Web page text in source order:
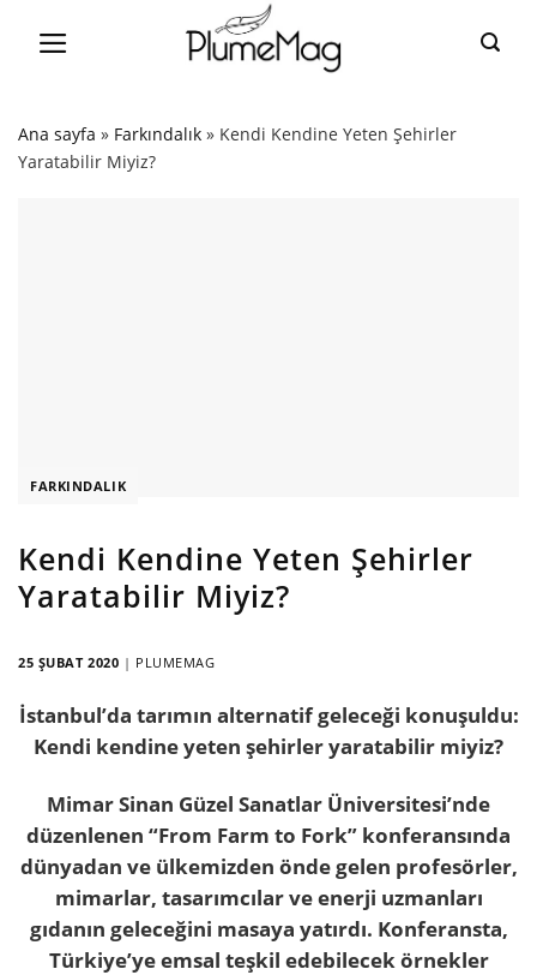
Ana sayfa » Farkındalık » Kendi Kendine Yeten Şehirler
Yaratabilir Miyiz?
FARKINDALIK
Kendi Kendine Yeten Şehirler
Yaratabilir Miyiz?
25 ŞUBAT 2020 | PLUMEMAG
İstanbul’da tarımın alternatif geleceği konuşuldu:
Kendi kendine yeten şehirler yaratabilir miyiz?
Mimar Sinan Güzel Sanatlar Üniversitesi’nde
düzenlenen “From Farm to Fork” konferansında
dünyadan ve ülkemizden önde gelen profesörler,
mimarlar, tasarımcılar ve enerji uzmanları
gıdanın geleceğini masaya yatırdı. Konferansta,
Türkiye’ye emsal teşkil edebilecek örnekler